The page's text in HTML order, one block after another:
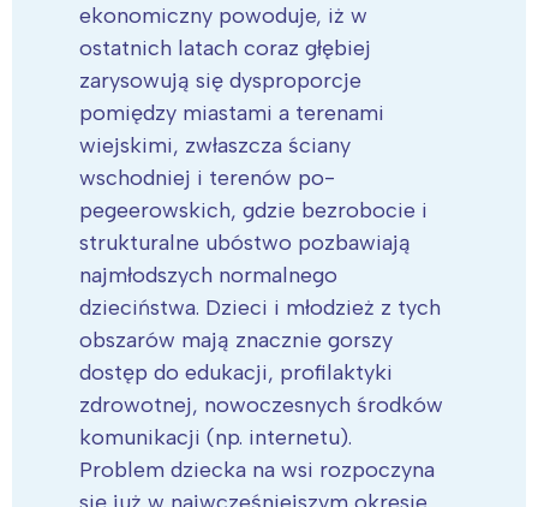
ekonomiczny powoduje, iż w
ostatnich latach coraz głębiej
zarysowują się dysproporcje
pomiędzy miastami a terenami
wiejskimi, zwłaszcza ściany
wschodniej i terenów po-
pegeerowskich, gdzie bezrobocie i
strukturalne ubóstwo pozbawiają
najmłodszych normalnego
dzieciństwa. Dzieci i młodzież z tych
obszarów mają znacznie gorszy
dostęp do edukacji, profilaktyki
zdrowotnej, nowoczesnych środków
komunikacji (np. internetu).
Problem dziecka na wsi rozpoczyna